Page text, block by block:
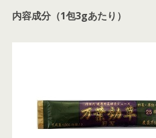
内容成分（1包3gあたり）